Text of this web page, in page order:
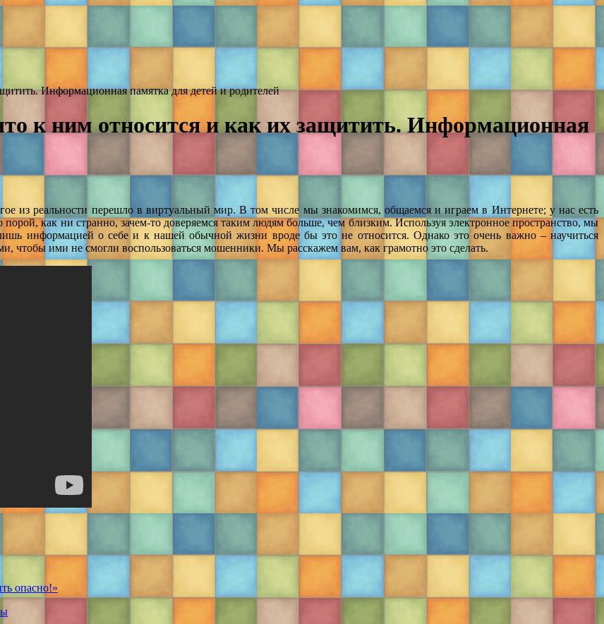
Информационная памятка для детей и родителей
к ним относится и как их защитить. Информационная
из реальности перешло в виртуальный мир. В том числе мы знакомимся, общаемся и играем в Интернете; у нас есть
как ни странно, зачем-то доверяемся таким людям больше, чем близким. Используя электронное пространство, мы
информацией о себе и к нашей обычной жизни вроде бы это не относится. Однако это очень важно – научиться
чтобы ими не смогли воспользоваться мошенники. Мы расскажем вам, как грамотно это сделать.
опасно!»